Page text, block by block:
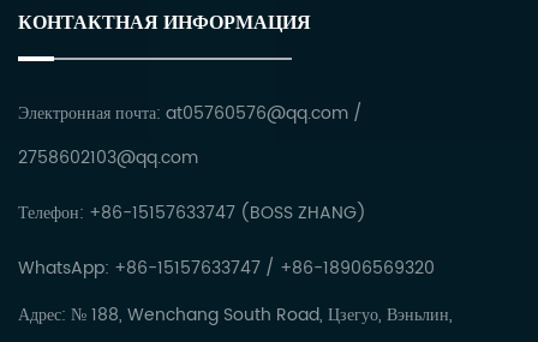
КОНТАКТНАЯ ИНФОРМАЦИЯ
Электронная почта: at05760576@qq.com /
2758602103@qq.com
Телефон: +86-15157633747 (BOSS ZHANG)
WhatsApp: +86-15157633747 / +86-18906569320
Адрес: № 188, Wenchang South Road, Цзегуо, Вэньлин,